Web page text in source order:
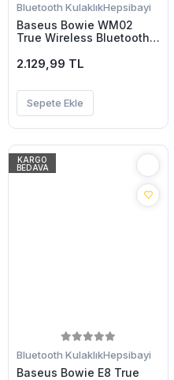
Bluetooth KulaklıkHepsibayi
Baseus Bowie WM02
True Wireless Bluetooth
2.129,99 TL
Sepete Ekle
KARGO
BEDAVA
Bluetooth KulaklıkHepsibayi
Baseus Bowie E8 True